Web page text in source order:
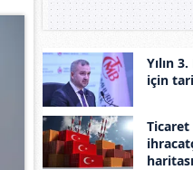
Yılın
için
Ticaret
haritası